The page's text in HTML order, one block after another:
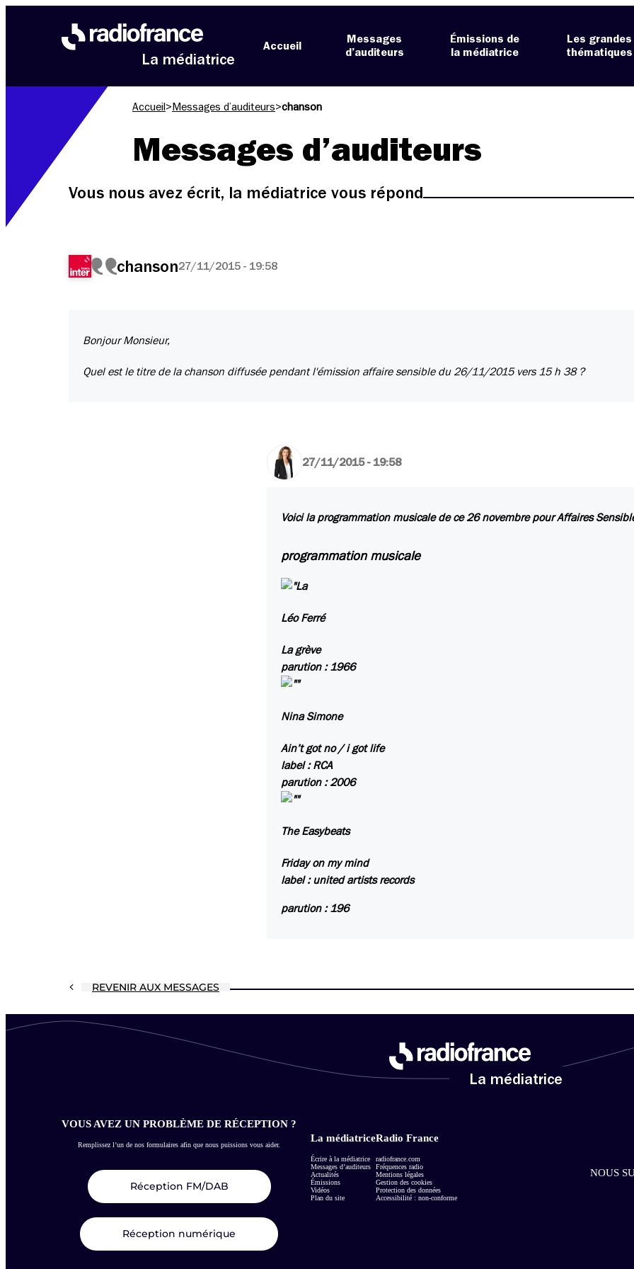
La médiatrice
Accueil
Messages
d’auditeurs
Émissions de
la médiatrice
Les grandes
thématiques
Accueil > Messages d’auditeurs>chanson
Messages d’auditeurs
Vous nous avez écrit, la médiatrice vous répond
chanson27/11/2015 - 19:58
Bonjour Monsieur,
Quel est le titre de la chanson diffusée pendant l'émission affaire sensible du 26/11/2015 vers 15 h 38 ?
27/11/2015 - 19:58
Voici la programmation musicale de ce 26 novembre pour Affaires
programmation musicale
Léo Ferré
La grève
parution: 1966
Nina Simone
Ain’t got no / i got life
label: RCA
parution: 2006
The Easybeats
Friday on my mind
label: united artists records
parution: 196
REVENIR AUX MESSAGES
La médiatrice
VOUS AVEZ UN PROBLÈME DE RÉCEPTION ?
Remplissez l’un de nos formulaires afin que nous puissions vous aider.
Réception FM/DAB
Réception numérique
La médiatrice
Écrire à la médiatrice
Messages d’auditeurs
Actualités
Émissions
Vidéos
Plan du site
Radio France
radiofrance.com
Fréquences radio
Mentions légales
Gestion des cookies
Protection des données
Accessibilité : non-conforme
NOUS